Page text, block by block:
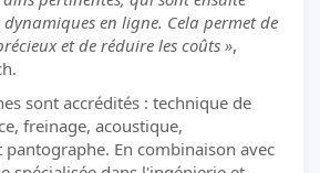
dynamiques en ligne. Cela permet de
et de réduire les coûts »,
sont accrédités : technique de
freinage, acoustique,
En combinaison avec